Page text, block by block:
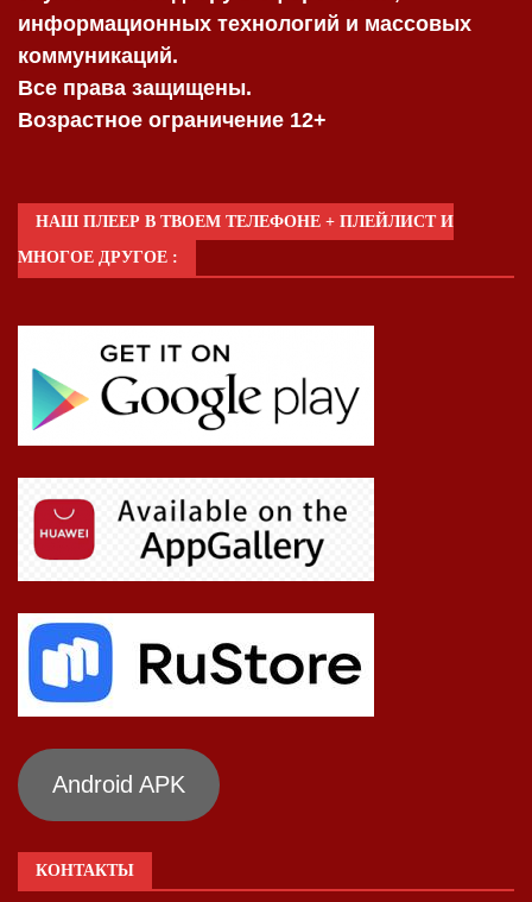
информационных технологий и массовых
коммуникаций.
Все права защищены.
Возрастное ограничение 12+
НАШ ПЛЕЕР В ТВОЕМ ТЕЛЕФОНЕ + ПЛЕЙЛИСТ И
МНОГОЕ ДРУГОЕ :
Android APK
КОНТАКТЫ